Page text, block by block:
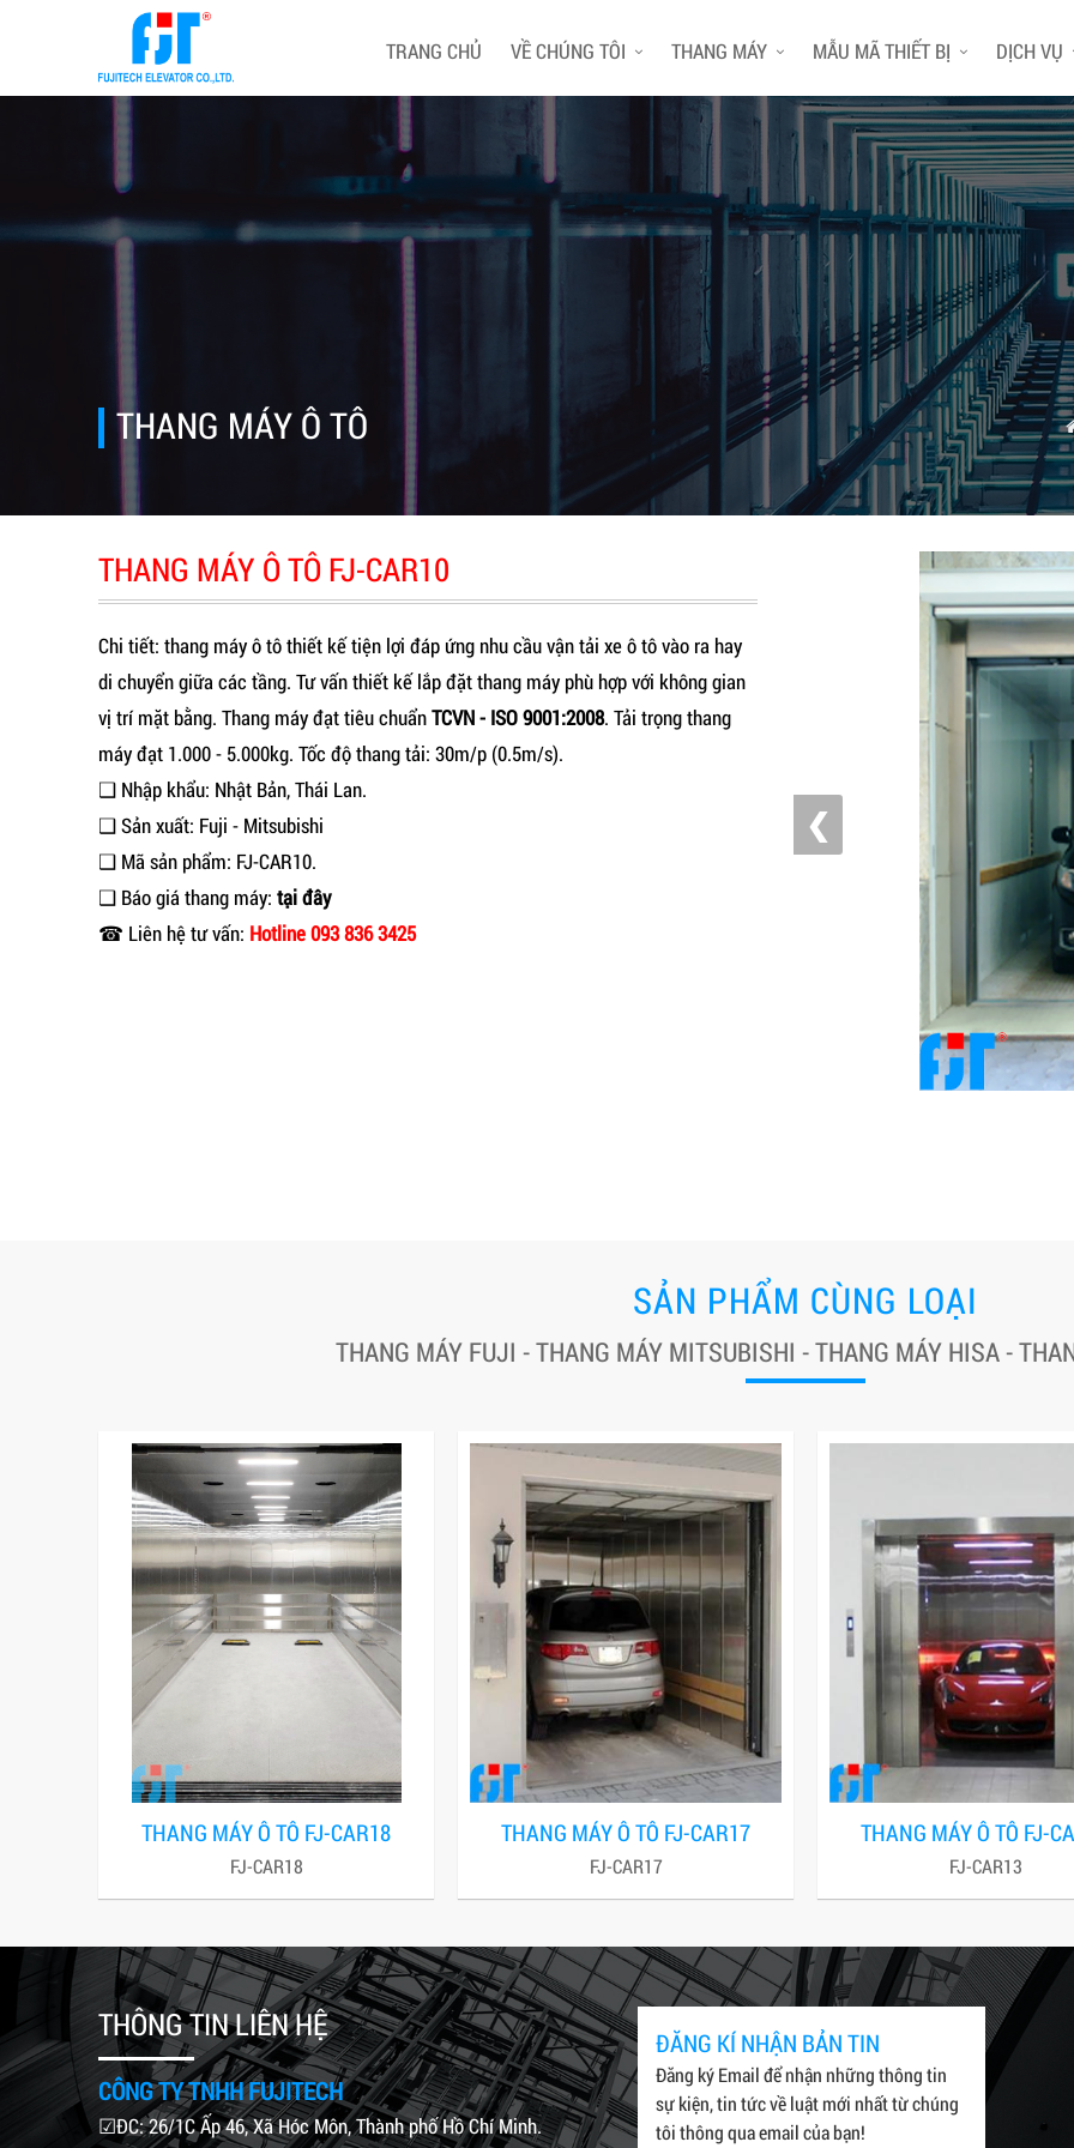
TRANG CHỦ VỀ CHÚNG TÔI THANG MÁY MẪU MÃ THIẾT BỊ DỊCH VỤ
THANG MÁY Ô TÔ
THANG MÁY Ô TÔ FJ-CAR10
Chi tiết: thang máy ô tô thiết kế tiện lợi đáp ứng nhu cầu vận tải xe ô tô vào ra hay
di chuyển giữa các tầng. Tư vấn thiết kế lắp đặt thang máy phù hợp với không gian
vị trí mặt bằng. Thang máy đạt tiêu chuẩnTCVN - ISO 9001:2008. Tải trọng thang
máy đạt 1.000 - 5.000kg. Tốc độ thang tải: 30m/p (0.5m/s).
❑ Nhập khẩu: Nhật Bản, Thái Lan.
❑ Sản xuất: Fuji - Mitsubishi
❑ Mã sản phẩm: FJ-CAR10.
❑ Báo giá thang máy: tại đây
☎ Liên hệ tư vấn: Hotline 093 836 3425
❮
SẢN PHẨM CÙNG LOẠI
THANG MÁY FUJI - THANG MÁY MITSUBISHI - THANG MÁY HISA -
THANG MÁY Ô TÔ FJ-CAR18
FJ-CAR18
THANG MÁY Ô TÔ FJ-CAR17
FJ-CAR17
THANG MÁY Ô TÔ FJ-
FJ-CAR13
THÔNG TIN LIÊN HỆ
CÔNG TY TNHH FUJITECH
☑ĐC: 26/1C Ấp 46, Xã Hóc Môn, Thành phố Hồ Chí Minh.
ĐĂNG KÍ NHẬN BẢN TIN
Đăng ký Email để nhận những thông tin
sự kiện, tin tức về luật mới nhất từ chúng
tôi thông qua email của bạn!